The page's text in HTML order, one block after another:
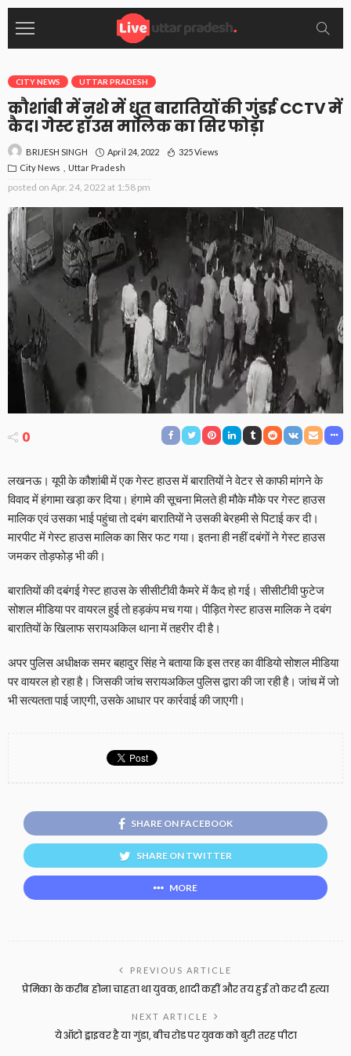
CITY NEWS UTTAR PRADESH
कौशांबी में नशे में धुत बारातियों की गुंडई CCTV में
कैद। गेस्ट हॉउस मालिक का सिर फोड़ा
BRIJESH SINGH April 24, 2022
325 Views
City News
Uttar Pradesh
posted on Apr. 24, 2022 at 1:58 pm
0
लखनऊ। यूपी के कौशांबी में एक गेस्ट हाउस में बारातियों ने वेटर से काफी मांगने के
विवाद में हंगामा खड़ा कर दिया। हंगामे की सूचना मिलते ही मौके मौके पर गेस्ट हाउस
मालिक एवं उसका भाई पहुंचा तो दबंग बारातियों ने उसकी बेरहमी से पिटाई कर दी।
मारपीट में गेस्ट हाउस मालिक का सिर फट गया। इतना ही नहीं दबंगों ने गेस्ट हाउस
जमकर तोड़फोड़ भी की।
बारातियों की दबंगई गेस्ट हाउस के सीसीटीवी कैमरे में कैद हो गई। सीसीटीवी फुटेज
सोशल मीडिया पर वायरल हुई तो हड़कंप मच गया। पीड़ित गेस्ट हाउस मालिक ने दबंग
बारातियों के खिलाफ सरायअकिल थाना में तहरीर दी है।
अपर पुलिस अधीक्षक समर बहादुर सिंह ने बताया कि इस तरह का वीडियो सोशल मीडिया
पर वायरल हो रहा है। जिसकी जांच सरायअकिल पुलिस द्वारा की जा रही है। जांच में जो
भी सत्यतता पाई जाएगी, उसके आधार पर कार्रवाई की जाएगी।
SHARE ON FACEBOOK
SHARE ON TWITTER
MORE
PREVIOUS ARTICLE
प्रेमिका के करीब होना चाहता था युवक, शादी कहीं और तय हुई तो कर दी हत्या
NEXT ARTICLE
ये ऑटो ड्राइवर है या गुंडा, बीच रोड पर युवक को बुरी तरह पीटा